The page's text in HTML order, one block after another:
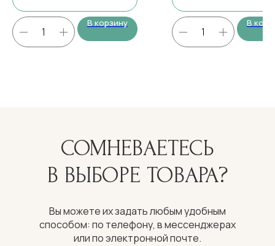
В корзину В
СОМНЕВАЕТЕСЬ
В ВЫБОРЕ ТОВАРА?
Вы можете их задать любым удобным
способом: по телефону, в мессенджерах
или по электронной почте.